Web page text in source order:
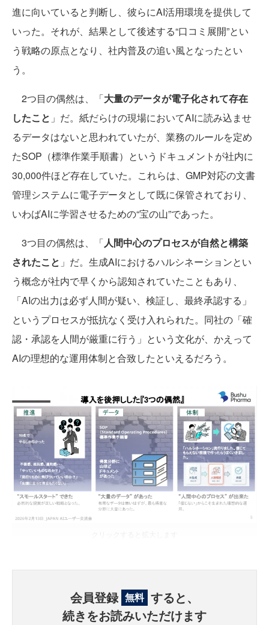
進に向いていると判断し、彼らにAI活用環境を提供して
いった。それが、結果として後述する“口コミ展開”とい
う戦略の原点となり、社内普及の追い風となったとい
う。
2つ目の偶然は、「大量のデータが電子化されて存在
したこと 」だ。紙だらけの現場においてAIに読み込ませ
るデータはないと思われていたが、業務のルールを定め
たSOP（標準作業手順書）というドキュメントが社内に
30,000件ほど存在していた。これらは、GMP対応の文書
管理システムに電子データとして既に保管されており、
いわばAIに学習させるための“宝の山”であった。
3つ目の偶然は、「人間中心のプロセスが自然と構築
されたこと 」だ。生成AIにおけるハルシネーションとい
う概念が社内で早くから認知されていたこともあり、
「AIの出力は必ず人間が疑い、検証し、最終承認する」
というプロセスが抵抗なく受け入れられた。同社の「確
認・承認を人間が厳重に行う」という文化が、かえって
AIの理想的な運用体制と合致したといえるだろう。
会員登録 無料 すると、
続きをお読みいただけます